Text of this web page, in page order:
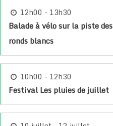
12h00 - 13h30
Balade à vélo sur la piste des
ronds blancs
10h00 - 12h30
Festival Les pluies de juillet